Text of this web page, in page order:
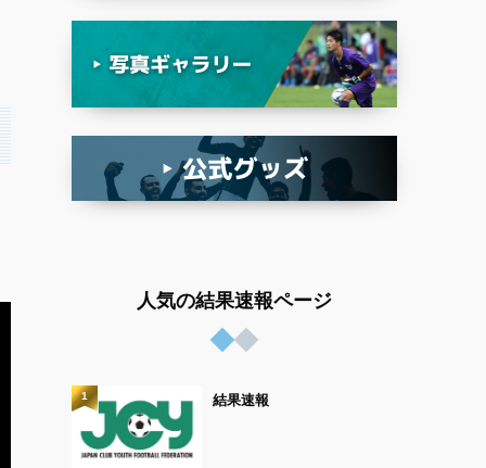
人気の結果速報ページ
結果速報
1